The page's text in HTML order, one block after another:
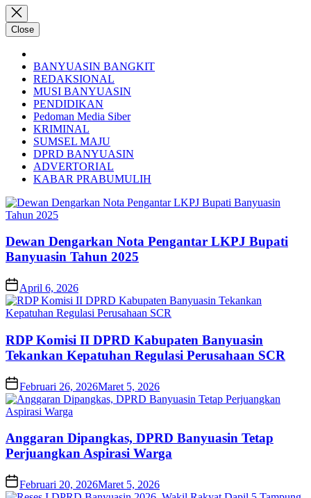
Close
BANYUASIN BANGKIT
REDAKSIONAL
MUSI BANYUASIN
PENDIDIKAN
Pedoman Media Siber
KRIMINAL
SUMSEL MAJU
DPRD BANYUASIN
ADVERTORIAL
KABAR PRABUMULIH
Dewan Dengarkan Nota Pengantar LKPJ Bupati
Banyuasin Tahun 2025
April 6, 2026
RDP Komisi II DPRD Kabupaten Banyuasin
Tekankan Kepatuhan Regulasi Perusahaan SCR
Februari 26, 2026Maret 5, 2026
Anggaran Dipangkas, DPRD Banyuasin Tetap
Perjuangkan Aspirasi Warga
Februari 20, 2026Maret 5, 2026